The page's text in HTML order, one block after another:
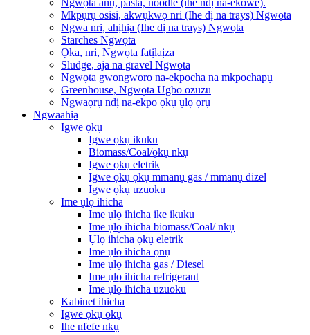
Mkpụrụ osisi, akwụkwọ nri (Ihe dị na trays) Ngwọta
Ngwa nri, ahịhịa (Ihe dị na trays) Ngwọta
Starches Ngwọta
Ọka, nri, Ngwọta fatịlaịza
Sludge, aja na gravel Ngwọta
Ngwọta gwongworo na-ekpocha na mkpochapụ
Greenhouse, Ngwọta Ugbo ozuzu
Ngwaọrụ ndị na-ekpo ọkụ ụlọ ọrụ
Ngwaahịa
Igwe ọkụ
Igwe ọkụ ikuku
Biomass/Coal/ọkụ nkụ
Igwe ọkụ eletrik
Igwe ọkụ ọkụ mmanụ gas / mmanụ dizel
Igwe ọkụ uzuoku
Ime ụlọ ihicha
Ime ụlọ ihicha ike ikuku
Ime ụlọ ihicha biomass/Coal/ nkụ
Ụlọ ihicha ọkụ eletrik
Ime ụlọ ihicha ọnụ
Ime ụlọ ihicha gas / Diesel
Ime ụlọ ihicha refrigerant
Ime ụlọ ihicha uzuoku
Kabinet ihicha
Igwe ọkụ ọkụ
Ihe nfefe nkụ